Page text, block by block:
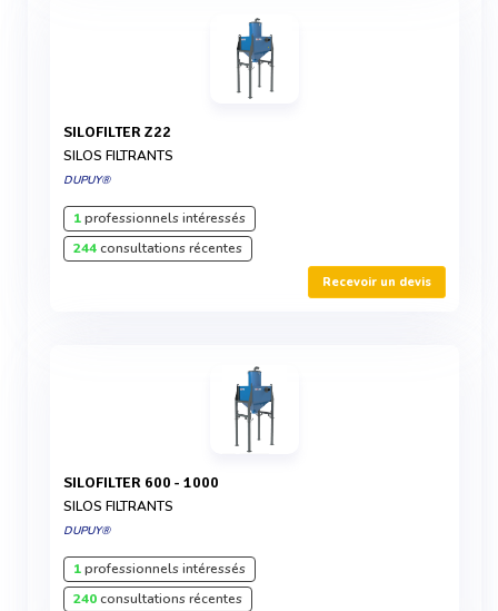
SILOFILTER Z22
SILOS FILTRANTS
DUPUY®
1professionnels intéressés
244consultations récentes
Recevoir un devis
SILOFILTER 600 - 1000
SILOS FILTRANTS
DUPUY®
1professionnels intéressés
240consultations récentes